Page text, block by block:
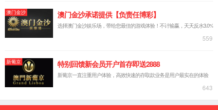
常用信息
购买渠道